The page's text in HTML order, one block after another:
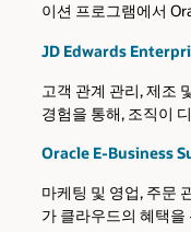
이션 프로그램에서
JD Edwards
고객 관계 관리, 제조
경험을 통해, 조직이
Oracle E-Business
마케팅 및 영업, 주문
가 클라우드의 혜택